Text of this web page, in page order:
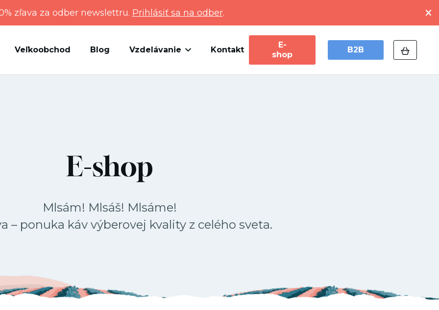
zľava za odber newslettru. Prihlásiť sa na odber.
Veľkoobchod Blog Vzdelávanie Kontakt
E-
shop
B2B
E-shop
Mlsám! Mlsáš! Mlsáme!
– ponuka káv výberovej kvality z celého sveta.